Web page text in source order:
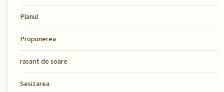
Planul
Propunerea
rasarit de soare
Sesizarea